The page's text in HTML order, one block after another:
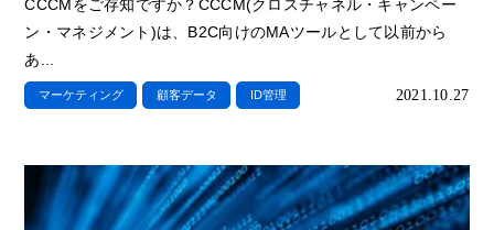
CCCMをご存知ですか？CCCM(クロスチャネル・キャンペー
ン・マネジメント)は、B2C向けのMAツールとして以前から
あ...
マーケティング 顧客データ ID管理 2021.10.27